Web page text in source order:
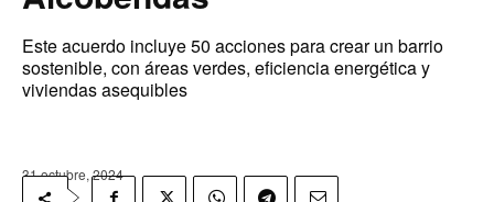
Este acuerdo incluye 50 acciones para crear un barrio
sostenible, con áreas verdes, eficiencia energética y
viviendas asequibles
31 octubre, 2024